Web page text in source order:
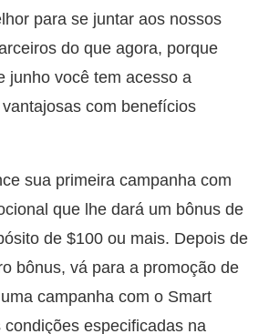
para se juntar aos nossos
do que agora, porque
junho você tem acesso a
com benefícios
sua primeira campanha com
que lhe dará um bônus de
de $100 ou mais. Depois de
bônus, vá para a promoção de
campanha com o Smart
especificadas na